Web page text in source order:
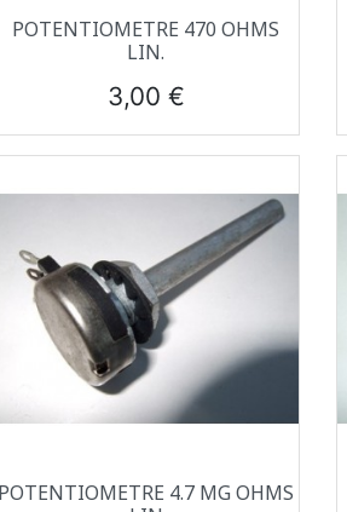
Aperçu rapide
POTENTIOMETRE 470 OHMS
LIN.
Prix
3,00 €
Aperçu rapide
POTENTIOMETRE 4.7 MG OHMS